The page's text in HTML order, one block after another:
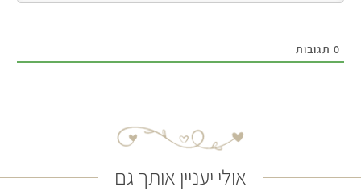
0 תגובות
אולי יעניין אותך גם